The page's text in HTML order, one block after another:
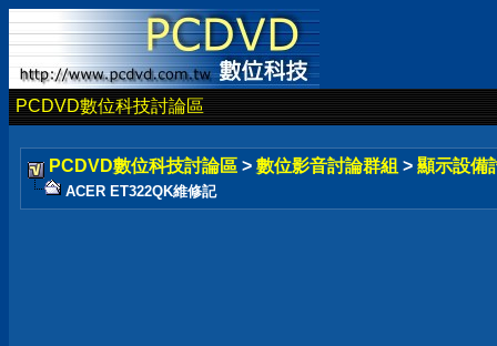
PCDVD數位科技討論區
PCDVD數位科技討論區 > 數位影音討論群組 > 顯示設備
ACER ET322QK維修記